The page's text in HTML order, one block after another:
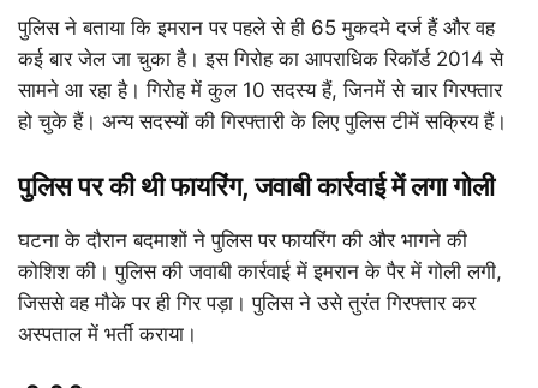
पुलिस ने बताया कि इमरान पर पहले से ही 65 मुकदमे दर्ज हैं और वह
कई बार जेल जा चुका है। इस गिरोह का आपराधिक रिकॉर्ड 2014 से
सामने आ रहा है। गिरोह में कुल 10 सदस्य हैं, जिनमें से चार गिरफ्तार
हो चुके हैं। अन्य सदस्यों की गिरफ्तारी के लिए पुलिस टीमें सक्रिय हैं।
पुलिस पर की थी फायरिंग, जवाबी कार्रवाई में लगा गोली
घटना के दौरान बदमाशों ने पुलिस पर फायरिंग की और भागने की
कोशिश की। पुलिस की जवाबी कार्रवाई में इमरान के पैर में गोली लगी,
जिससे वह मौके पर ही गिर पड़ा। पुलिस ने उसे तुरंत गिरफ्तार कर
अस्पताल में भर्ती कराया।